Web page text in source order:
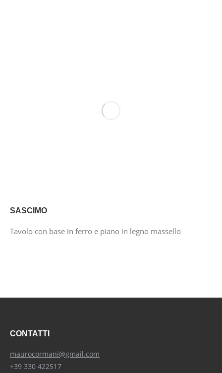
SASCIMO
Tavolo con base in ferro e piano in legno massello
CONTATTI
maurocormani@gmail.com
+39 330 422517